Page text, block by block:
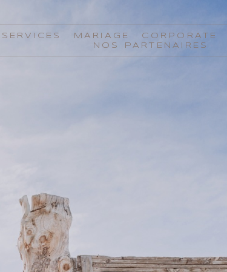
SERVICES MARIAGE CORPORATE
NOS PARTENAIRES